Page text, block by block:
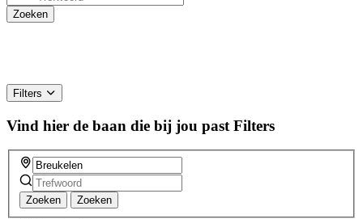
Filters
Vind hier de baan die bij jou past Filters
Zoeken Zoeken